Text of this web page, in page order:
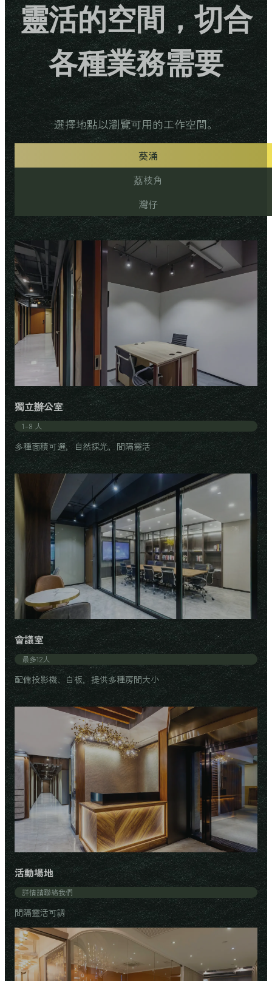
靈活的空間，切合
各種業務需要
選擇地點以瀏覽可用的工作空間。
葵涌
荔枝角
灣仔
獨立辦公室
1–8 人
多種面積可選，自然採光，間隔靈活
會議室
最多12人
配備投影機、白板，提供多種房間大小
活動場地
詳情請聯絡我們
間隔靈活可調